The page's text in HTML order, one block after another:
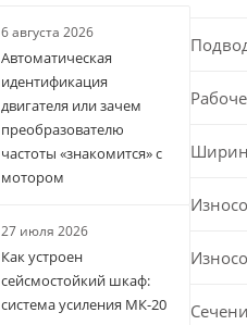
6 августа 2026
Автоматическая
идентификация
двигателя или зачем
преобразователю
частоты «знакомится» с
мотором
27 июля 2026
Как устроен
сейсмостойкий шкаф:
система усиления МК-20